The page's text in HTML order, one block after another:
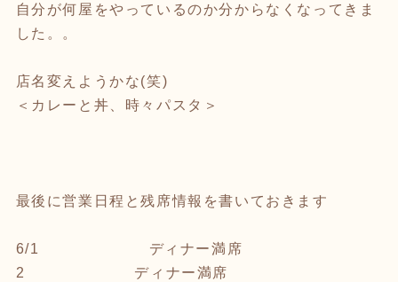
自分が何屋をやっているのか分からなくなってきま
した。。
店名変えようかな(笑)
＜カレーと丼、時々パスタ＞
最後に営業日程と残席情報を書いておきます
6/1 ディナー満席
2 ディナー満席